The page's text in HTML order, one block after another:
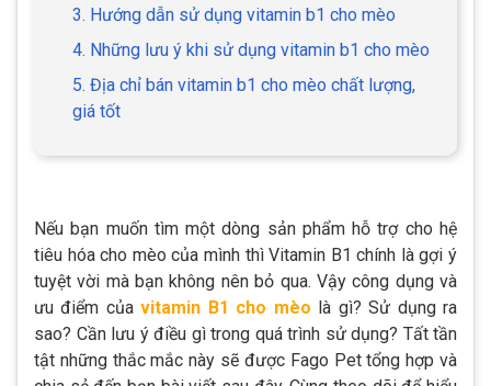
3. Hướng dẫn sử dụng vitamin b1 cho mèo
4. Những lưu ý khi sử dụng vitamin b1 cho mèo
5. Địa chỉ bán vitamin b1 cho mèo chất lượng,
giá tốt
Nếu bạn muốn tìm một dòng sản phẩm hỗ trợ cho hệ
tiêu hóa cho mèo của mình thì Vitamin B1 chính là gợi ý
tuyệt vời mà bạn không nên bỏ qua. Vậy công dụng và
ưu điểm củavitamin B1 cho mèo là gì? Sử dụng ra
sao? Cần lưu ý điều gì trong quá trình sử dụng? Tất tần
tật những thắc mắc này sẽ được Fago Pet tổng hợp và